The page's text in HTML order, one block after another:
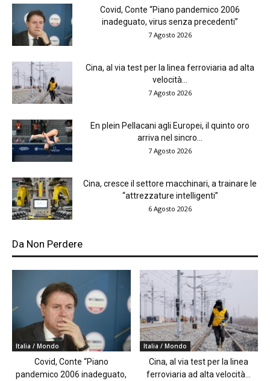
Covid, Conte “Piano pandemico 2006
inadeguato, virus senza precedenti”
7 Agosto 2026
Cina, al via test per la linea ferroviaria ad alta
velocità...
7 Agosto 2026
En plein Pellacani agli Europei, il quinto oro
arriva nel sincro...
7 Agosto 2026
Cina, cresce il settore macchinari, a trainare le
“attrezzature intelligenti”
6 Agosto 2026
Da Non Perdere
Italia / Mondo
Covid, Conte “Piano
pandemico 2006 inadeguato,
Italia / Mondo
Cina, al via test per la linea
ferroviaria ad alta velocità...